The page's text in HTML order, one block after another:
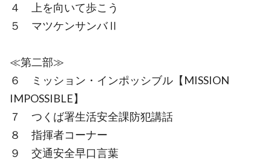
４ 上を向いて歩こう
５ マツケンサンバⅡ
≪第二部≫
６ ミッション・インポッシブル【MISSION
IMPOSSIBLE】
７ つくば署生活安全課防犯講話
８ 指揮者コーナー
９ 交通安全早口言葉